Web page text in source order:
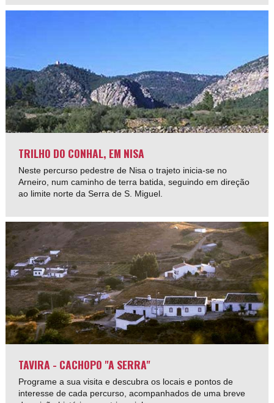
TRILHO DO CONHAL, EM NISA
Neste percurso pedestre de Nisa o trajeto inicia-se no
Arneiro, num caminho de terra batida, seguindo em direção
ao limite norte da Serra de S. Miguel.
TAVIRA - CACHOPO "A SERRA"
Programe a sua visita e descubra os locais e pontos de
interesse de cada percurso, acompanhados de uma breve